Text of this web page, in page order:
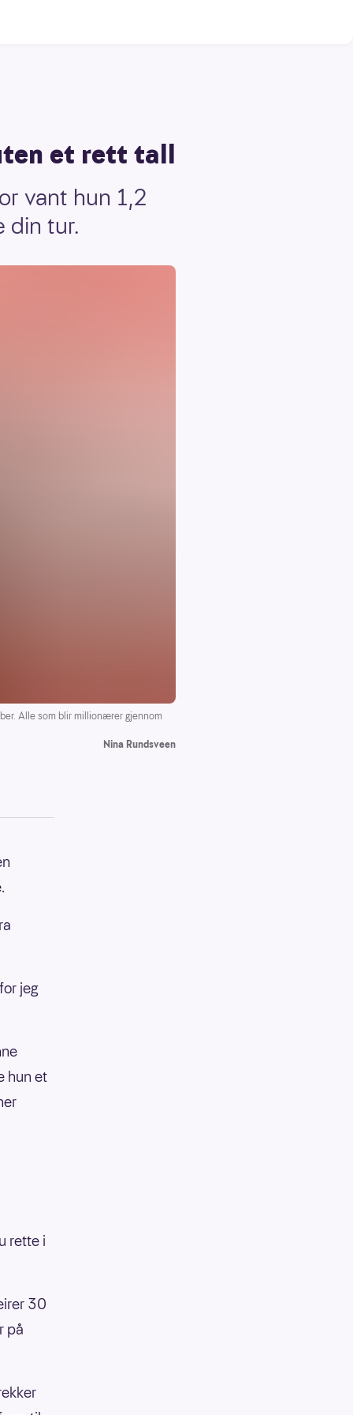
et rett tall
vant hun 1,2
din tur.
Alle som blir millionærer gjennom
Nina Rundsveen
jeg
hun et
rette i
30
på